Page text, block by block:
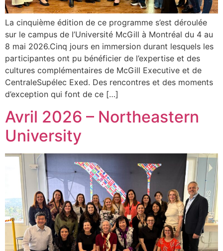
La cinquième édition de ce programme s’est déroulée
sur le campus de l’Université McGill à Montréal du 4 au
8 mai 2026.Cinq jours en immersion durant lesquels les
participantes ont pu bénéficier de l’expertise et des
cultures complémentaires de McGill Executive et de
CentraleSupélec Exed. Des rencontres et des moments
d’exception qui font de ce […]
Avril 2026 – Northeastern
University